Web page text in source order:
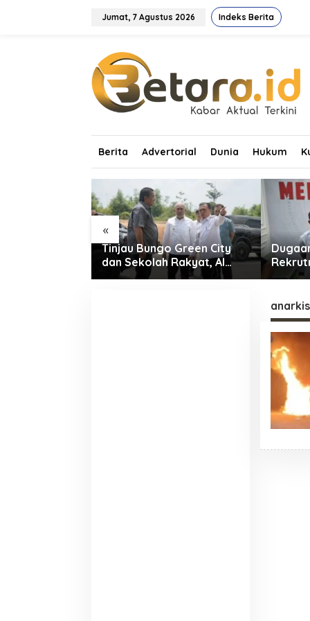
Jumat, 7 Agustus 2026 Indeks Berita
Berita Advertorial Dunia Hukum
«
Tinjau Bungo Green City
dan Sekolah Rakyat, Al
Haris Tekankan Sinergi
anarkis